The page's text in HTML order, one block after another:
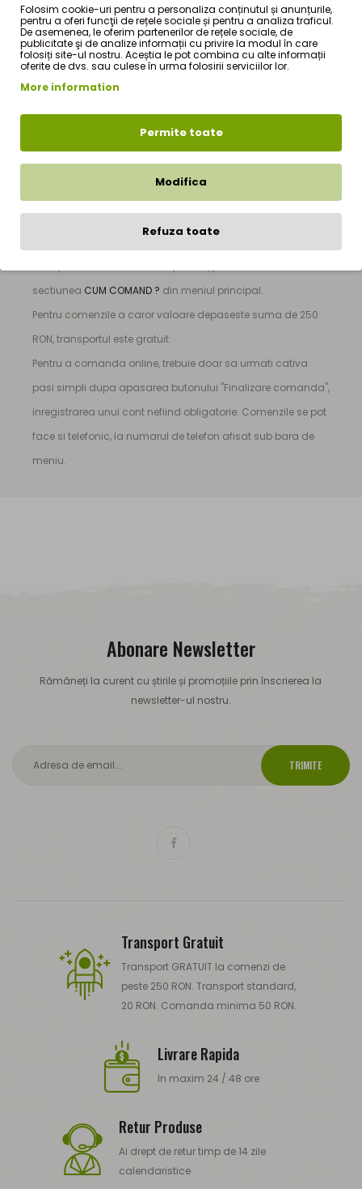
CONTINE:BOABE DE NUCSOARA
TARA DE ORIGINE:INDONEZIA
Pretul produsuluiNucsoara boabe 100geste de numai
sectiunea CUM COMAND ? din meniul principal.
Pentru comenzile a caror valoare depaseste suma de 250
RON, transportul este gratuit.
Pentru a comanda online, trebuie doar sa urmati cativa
pasi simpli dupa apasarea butonului "Finalizare comanda",
inregistrarea unui cont nefiind obligatorie. Comenzile se pot
face si telefonic, la numarul de telefon afisat sub bara de
meniu.
Abonare Newsletter
Rămâneți la curent cu știrile și promoțiile prin înscrierea la
newsletter-ul nostru.
TRIMITE
Transport Gratuit
Transport GRATUIT la comenzi de
peste 250 RON. Transport standard,
20 RON. Comanda minima 50 RON.
Livrare Rapida
In maxim 24 / 48 ore
Retur Produse
Ai drept de retur timp de 14 zile
calendaristice
Folosim cookie-uri pentru a personaliza conținutul și anunțurile,
pentru a oferi funcţii de rețele sociale și pentru a analiza traficul.
De asemenea, le oferim partenerilor de rețele sociale, de
publicitate şi de analize informații cu privire la modul în care
folosiți site-ul nostru. Aceștia le pot combina cu alte informații
oferite de dvs. sau culese în urma folosirii serviciilor lor.
More information
Permite toate
Modifica
Refuza toate